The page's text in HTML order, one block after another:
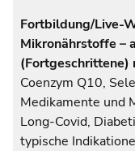
Fortbildung/Live-
Mikronährstoffe –
(Fortgeschrittene)
Coenzym Q10,
Medikamente und
Long-Covid,
typische